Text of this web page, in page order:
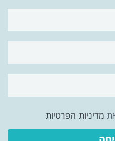
מדיניות הפרטיות